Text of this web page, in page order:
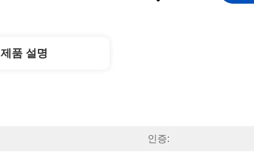
제품 설명
인증: